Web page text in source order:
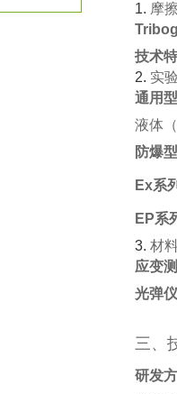
1. ‌ 摩
技术
2. ‌ 实
通用
液体
防爆
Ex系
EP系
3. ‌ 材
应变
光弹
三、
研发